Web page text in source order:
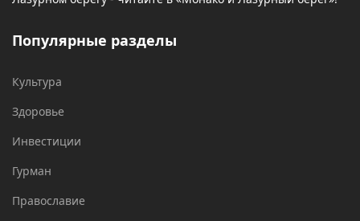
Популярные разделы
Культура
Здоровье
Инвестиции
Гурман
Православие